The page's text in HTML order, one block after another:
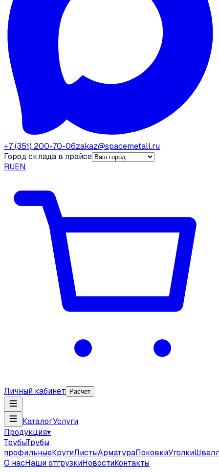
+7 (351) 200-70-06zakaz@spacemetall.ru
Город склада в прайсе
RUEN
Личный кабинет Расчет
КаталогУслуги
Продукция▾
ТрубыТрубы
профильныеКругиЛистыАрматураПоковкиУголки
О насНаши отгрузкиНовостиКонтакты